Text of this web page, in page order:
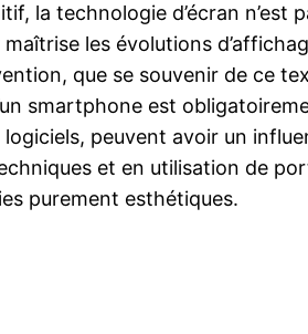
la technologie d’écran
les évolutions
que se souvenir de ce
smartphone est
peuvent avoir un
et en utilisation de
purement esthétiques.